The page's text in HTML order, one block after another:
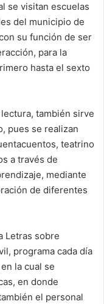
se visitan escuelas
del municipio de
su función de ser
para la
hasta el sexto
también sirve
pues se realizan
teatrino
a través de
mediante
de diferentes
Letras sobre
programa cada día
la cual se
en donde
el personal